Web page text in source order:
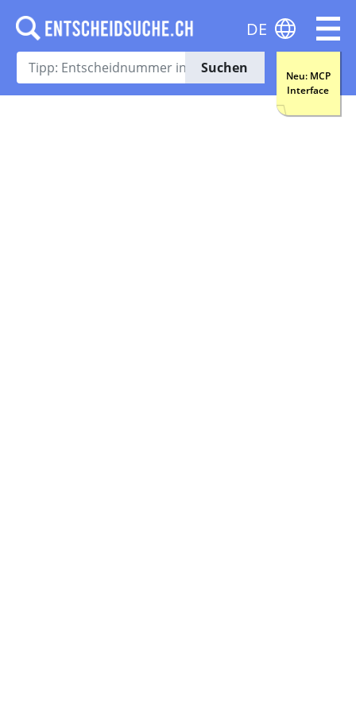
Suchen
Neu: MCP
Interface
DE